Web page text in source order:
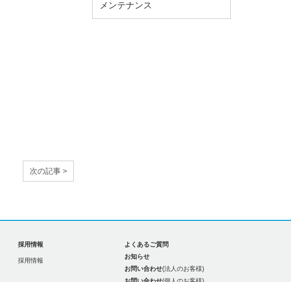
次の記事 >
メンテナンス
採用情報
採用情報
よくあるご質問
お知らせ
お問い合わせ(法人のお客様)